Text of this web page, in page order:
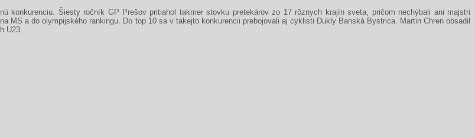
konkurenciu. Šiesty ročník GP Prešov pritiahol takmer stovku pretekárov zo 17 rôznych krajín sveta, pričom nechýbali ani majstri
MS a do olympijského rankingu. Do top 10 sa v takejto konkurencii prebojovali aj cyklisti Dukly Banská Bystrica. Martin Chren obsadil
U23.